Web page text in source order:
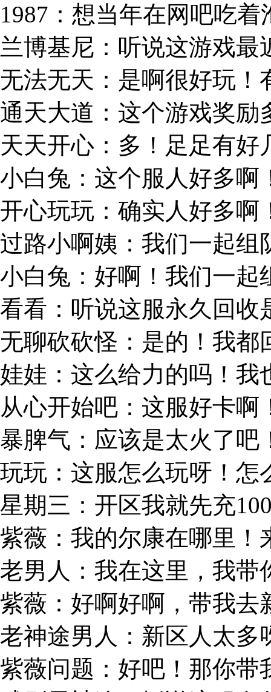
1987：想当年在网吧吃
兰博基尼：听说这游戏最
无法无天：是啊很好玩！
通天大道：这个游戏奖励
天天开心：多！足足有好
小白兔：这个服人好多啊
开心玩玩：确实人好多啊
过路小啊姨：我们一起组
小白兔：好啊！我们一起
看看：听说这服永久回收
无聊砍砍怪：是的！我都
娃娃：这么给力的吗！我
从心开始吧：这服好卡
暴脾气：应该是太火了吧
玩玩：这服怎么玩呀！怎
星期三：开区我就先充
紫薇：我的尔康在哪里！
老男人：我在这里，我带
紫薇：好啊好啊，带我去
老神途男人：新区人太多
紫薇问题：好吧！那你带